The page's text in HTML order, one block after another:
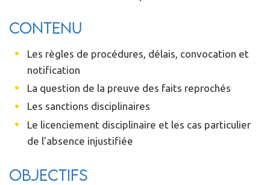
Contenu
Les règles de procédures, délais, convocation et
notification
La question de la preuve des faits reprochés
Les sanctions disciplinaires
Le licenciement disciplinaire et les cas particulier
de l’absence injustifiée
Objectifs